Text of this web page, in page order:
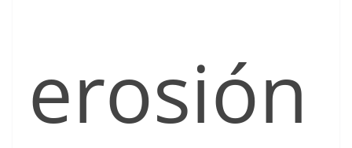
erosión